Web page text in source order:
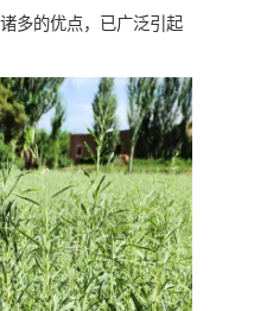
多的优点，已广泛引起